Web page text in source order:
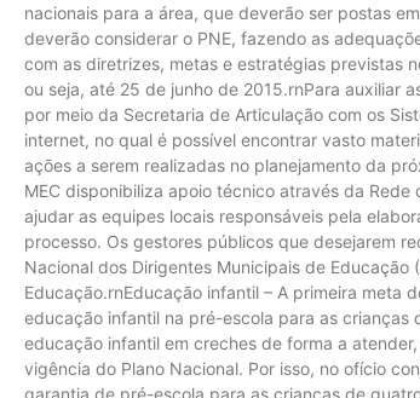
nacionais para a área, que deverão ser postas
deverão considerar o PNE, fazendo as
com as diretrizes, metas e estratégias previstas
ou seja, até 25 de junho de 2015.rnPara auxiliar
por meio da Secretaria de Articulação com os
internet, no qual é possível encontrar vasto
ações a serem realizadas no planejamento da
MEC disponibiliza apoio técnico através da
ajudar as equipes locais responsáveis pela
processo. Os gestores públicos que desejarem
Nacional dos Dirigentes Municipais de
Educação.rnEducação infantil – A primeira meta
educação infantil na pré-escola para as
educação infantil em creches de forma a
vigência do Plano Nacional. Por isso, no ofício
garantia de pré-escola para as crianças de